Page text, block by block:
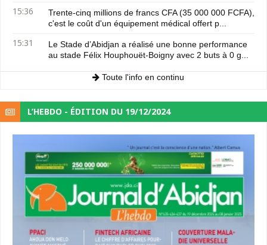
15:36
Trente-cinq millions de francs CFA (35 000 000 FCFA),
c'est le coût d'un équipement médical offert p...
15:31
Le Stade d’Abidjan a réalisé une bonne performance
au stade Félix Houphouët-Boigny avec 2 buts à 0 g...
Toute l'info en continu
L’HEBDO - ÉDITION DU 19/12/2024